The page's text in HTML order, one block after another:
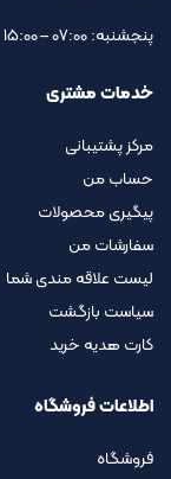
پنجشنبه: 07:00 – 15:00
خدمات مشتری
مرکز پشتیبانی
حساب من
پیگیری محصولات
سفارشات من
لیست علاقه مندی شما
سیاست بازگشت
کارت هدیه خرید
اطلاعات فروشگاه
فروشگاه